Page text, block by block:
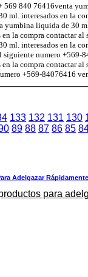
569 840 76416venta
ml. interesados en la
yumbina liquida de 30
en la compra contactar
ml. interesados en la
siguiente numero +569-
en la compra contactar
+569-84076416
133 132 131 130
89 88 87 86 85
Adelgazar Rápidamente
para